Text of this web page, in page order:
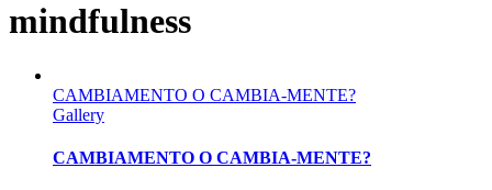
mindfulness
CAMBIAMENTO O CAMBIA-MENTE?
Gallery
CAMBIAMENTO O CAMBIA-MENTE?